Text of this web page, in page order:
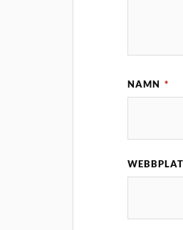
NAMN *